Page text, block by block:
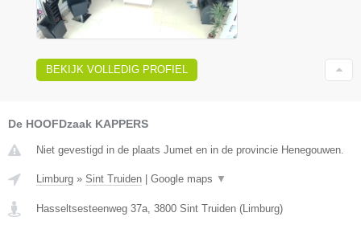
BEKIJK VOLLEDIG PROFIEL
De HOOFDzaak KAPPERS
Niet gevestigd in de plaats Jumet en in de provincie Henegouwen.
Limburg » Sint Truiden | Google maps ▼
Hasseltsesteenweg 37a 3800 Sint Truiden (Limburg)